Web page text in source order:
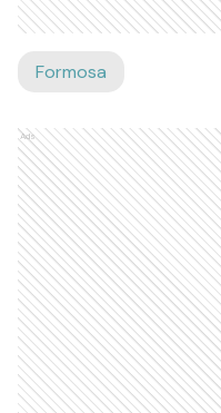
Formosa
Ads